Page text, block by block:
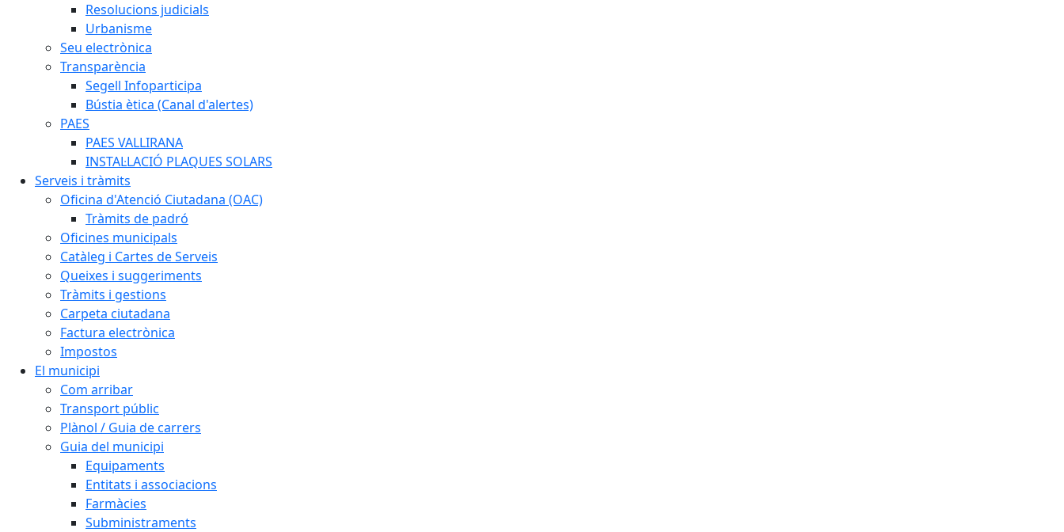
Resolucions judicials
Urbanisme
Seu electrònica
Transparència
Segell Infoparticipa
Bústia ètica (Canal d'alertes)
PAES
PAES VALLIRANA
INSTAL·LACIÓ PLAQUES SOLARS
Serveis i tràmits
Oficina d'Atenció Ciutadana (OAC)
Tràmits de padró
Oficines municipals
Catàleg i Cartes de Serveis
Queixes i suggeriments
Tràmits i gestions
Carpeta ciutadana
Factura electrònica
Impostos
El municipi
Com arribar
Transport públic
Plànol / Guia de carrers
Guia del municipi
Equipaments
Entitats i associacions
Farmàcies
Subministraments